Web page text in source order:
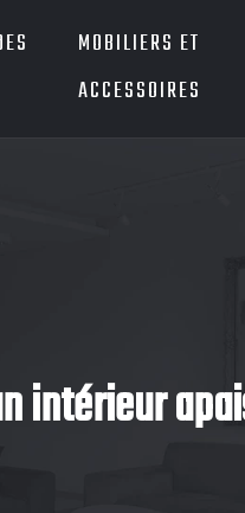
MOBILIERS ET
ACCESSOIRES
intérieur